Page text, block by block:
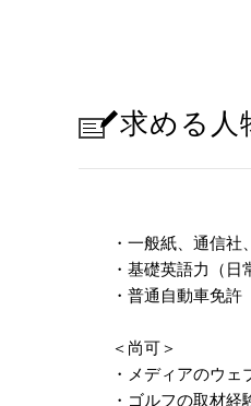
求める人
・一般紙、通信
・基礎英語力（日
・普通自動車免
＜尚可＞
・メディアのウ
・ゴルフの取材経